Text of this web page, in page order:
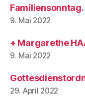
Familiensonntag.
9. Mai 2022
+ Margarethe
9. Mai 2022
29. April 2022